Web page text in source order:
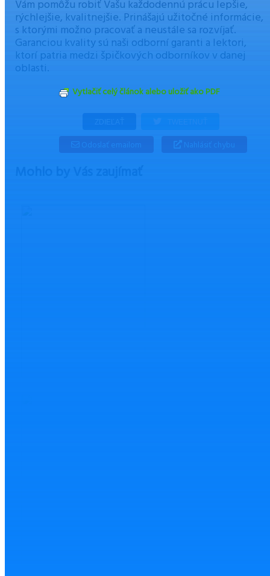
Vám pomôžu robiť Vašu každodennú prácu lepšie,
rýchlejšie, kvalitnejšie. Prinášajú užitočné informácie,
s ktorými možno pracovať a neustále sa rozvíjať.
Garanciou kvality sú naši odborní garanti a lektori,
ktorí patria medzi špičkových odborníkov v danej
oblasti.
Vytlačiť celý článok alebo uložiť ako PDF
Odoslať emailom Nahlásiť chybu